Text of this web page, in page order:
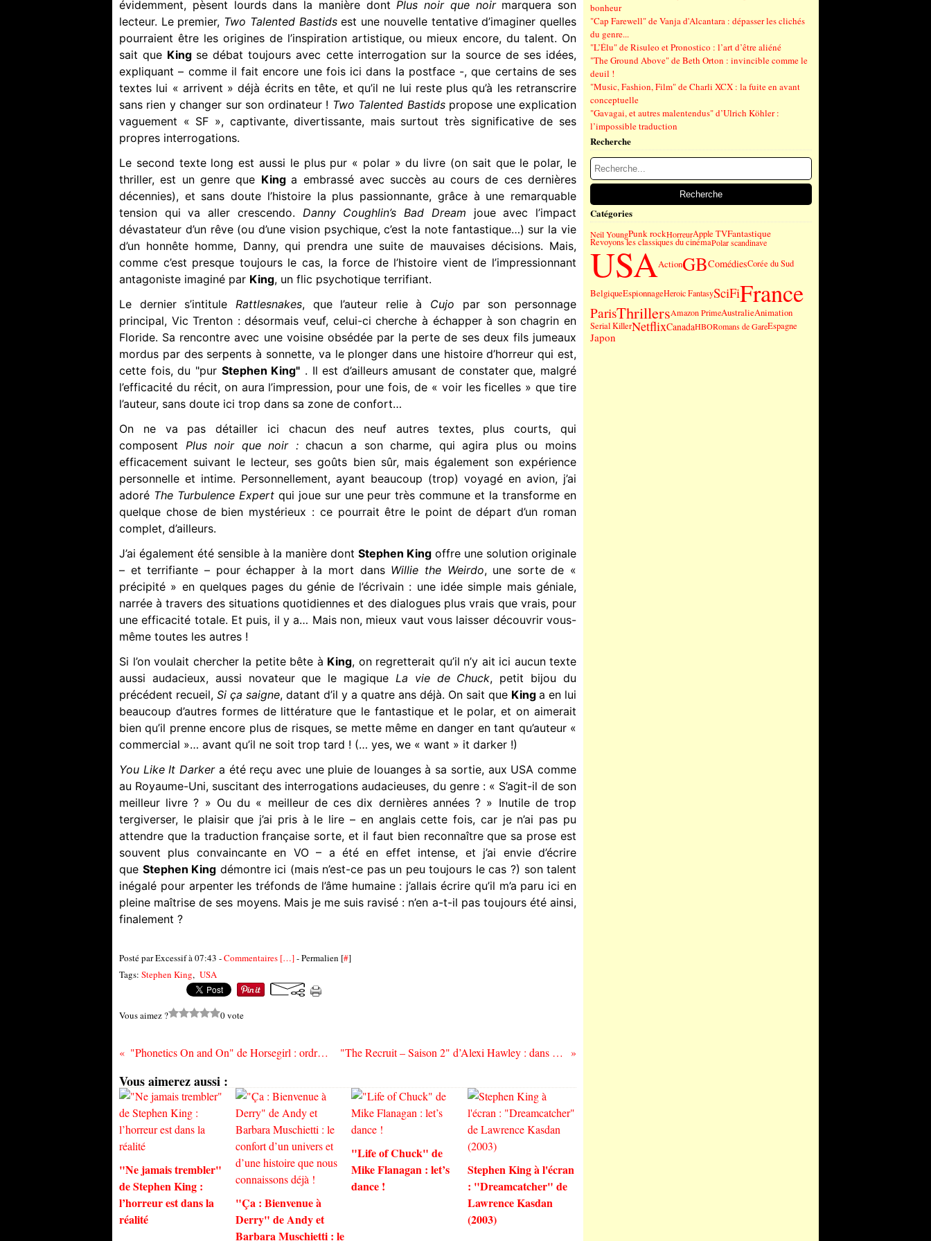
évidemment, pèsent lourds dans la manière dont Plus noir que noir marquera son
lecteur. Le premier, Two Talented Bastids est une nouvelle tentative d’imaginer quelles
pourraient être les origines de l’inspiration artistique, ou mieux encore, du talent. On
sait que King se débat toujours avec cette interrogation sur la source de ses idées,
expliquant – comme il fait encore une fois ici dans la postface -, que certains de ses
textes lui « arrivent » déjà écrits en tête, et qu’il ne lui reste plus qu’à les retranscrire
sans rien y changer sur son ordinateur ! Two Talented Bastids propose une explication
vaguement « SF », captivante, divertissante, mais surtout très significative de ses
propres interrogations.
Le second texte long est aussi le plus pur « polar » du livre (on sait que le polar, le
thriller, est un genre que King a embrassé avec succès au cours de ces dernières
décennies), et sans doute l’histoire la plus passionnante, grâce à une remarquable
tension qui va aller crescendo. Danny Coughlin’s Bad Dream
joue avec l’impact
dévastateur d’un rêve (ou d’une vision psychique, c’est la note fantastique…) sur la vie
d’un honnête homme, Danny, qui prendra une suite de mauvaises décisions. Mais,
comme c’est presque toujours le cas, la force de l’histoire vient de l’impressionnant
antagoniste imaginé par King, un flic psychotique terrifiant.
Le dernier s’intitule Rattlesnakes, que l’auteur relie à Cujo
par son personnage
principal, Vic Trenton : désormais veuf, celui-ci cherche à échapper à son chagrin en
Floride. Sa rencontre avec une voisine obsédée par la perte de ses deux fils jumeaux
mordus par des serpents à sonnette, va le plonger dans une histoire d’horreur qui est,
cette fois, du "pur Stephen King" . Il est d’ailleurs amusant de constater que, malgré
l’efficacité du récit, on aura l’impression, pour une fois, de « voir les ficelles » que tire
l’auteur, sans doute ici trop dans sa zone de confort…
On ne va pas détailler ici chacun des neuf autres textes, plus courts, qui
composent Plus noir que noir : chacun a son charme, qui agira plus ou moins
efficacement suivant le lecteur, ses goûts bien sûr, mais également son expérience
personnelle et intime. Personnellement, ayant beaucoup (trop) voyagé en avion, j’ai
adoré The Turbulence Expert qui joue sur une peur très commune et la transforme en
quelque chose de bien mystérieux : ce pourrait être le point de départ d’un roman
complet, d’ailleurs.
J’ai également été sensible à la manière dont Stephen King offre une solution originale
– et terrifiante – pour échapper à la mort dans Willie the Weirdo, une sorte de «
précipité » en quelques pages du génie de l’écrivain : une idée simple mais géniale,
narrée à travers des situations quotidiennes et des dialogues plus vrais que vrais, pour
une efficacité totale. Et puis, il y a… Mais non, mieux vaut vous laisser découvrir vous-
même toutes les autres !
Si l’on voulait chercher la petite bête à King, on regretterait qu’il n’y ait ici aucun texte
aussi audacieux, aussi novateur que le magique La vie de Chuck, petit bijou du
précédent recueil, Si ça saigne, datant d’il y a quatre ans déjà. On sait que King a en lui
beaucoup d’autres formes de littérature que le fantastique et le polar, et on aimerait
bien qu’il prenne encore plus de risques, se mette même en danger en tant qu’auteur «
commercial »… avant qu’il ne soit trop tard ! (… yes, we « want » it darker !)
You Like It Darker a été reçu avec une pluie de louanges à sa sortie, aux USA comme
au Royaume-Uni, suscitant des interrogations audacieuses, du genre : « S’agit-il de son
meilleur livre ? » Ou du « meilleur de ces dix dernières années ? » Inutile de trop
tergiverser, le plaisir que j’ai pris à le lire – en anglais cette fois, car je n’ai pas pu
attendre que la traduction française sorte, et il faut bien reconnaître que sa prose est
souvent plus convaincante en VO – a été en effet intense, et j’ai envie d’écrire
que Stephen King démontre ici (mais n’est-ce pas un peu toujours le cas ?) son talent
inégalé pour arpenter les tréfonds de l’âme humaine : j’allais écrire qu’il m’a paru ici en
pleine maîtrise de ses moyens. Mais je me suis ravisé : n’en a-t-il pas toujours été ainsi,
finalement ?
Posté par Excessif à 07:43 -Commentaires […]- Permalien [#]
Tags: Stephen King, USA
Vous aimez ? 0 vote
"Phonetics On and On" de Horsegirl : ordre et simplicité "The Recruit – Saison 2" d’Alexi Hawley : dans l’air du temps ?
Vous aimerez aussi :
"Ne jamais trembler"
de Stephen King :
l’horreur est dans la
réalité
"Ça : Bienvenue à
Derry" de Andy et
Barbara Muschietti : le
"Life of Chuck" de
Mike Flanagan : let’s
dance !
Stephen King à l'écran
: "Dreamcatcher" de
Lawrence Kasdan
(2003)
bonheur
"Cap Farewell" de Vanja d'Alcantara : dépasser les clichés
du genre...
"L’Élu" de Risuleo et Pronostico : l’art d’être aliéné
"The Ground Above" de Beth Orton : invincible comme le
deuil !
"Music, Fashion, Film" de Charli XCX : la fuite en avant
conceptuelle
"Gavagai, et autres malentendus" d’Ulrich Köhler :
l’impossible traduction
Recherche
Catégories
Neil YoungPunk rockHorreurApple TVFantastique
Revoyons les classiques du cinémaPolar scandinave
USAActionGBComédiesCorée du Sud
BelgiqueEspionnageHeroic FantasySciFiFrance
ParisThrillersAmazon PrimeAustralieAnimation
Serial KillerNetflixCanadaHBORomans de GareEspagne
Japon